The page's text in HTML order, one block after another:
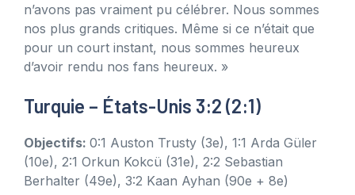
n’avons pas vraiment pu célébrer. Nous sommes
nos plus grands critiques. Même si ce n’était que
pour un court instant, nous sommes heureux
d’avoir rendu nos fans heureux. »
Turquie – États-Unis 3:2 (2:1)
Objectifs: 0:1 Auston Trusty (3e), 1:1 Arda Güler
(10e), 2:1 Orkun Kokcü (31e), 2:2 Sebastian
Berhalter (49e), 3:2 Kaan Ayhan (90e + 8e)